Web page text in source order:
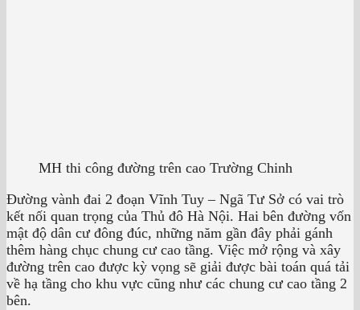
MH thi công đường trên cao Trường Chinh
Đường vành đai 2 đoạn Vĩnh Tuy – Ngã Tư Sở có vai trò
kết nối quan trọng của Thủ đô Hà Nội. Hai bên đường vốn
mật độ dân cư đông đúc, những năm gần đây phải gánh
thêm hàng chục chung cư cao tầng. Việc mở rộng và xây
đường trên cao được kỳ vọng sẽ giải được bài toán quá tải
về hạ tầng cho khu vực cũng như các chung cư cao tầng 2
bên.